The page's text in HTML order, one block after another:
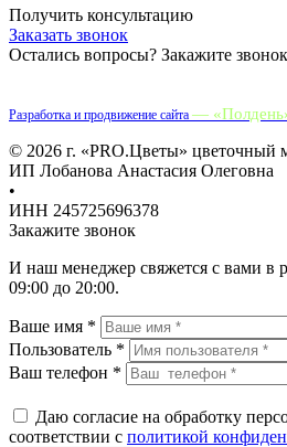
Получить консультацию
Заказать звонок
Остались вопросы? Закажите
Разработка и продвижение сайта —
© 2026 г. «PRO.Цветы» цветочный
ИП Лобанова Анастасия Олеговна
•
ИНН 245725696378
Закажите звонок
И наш менеджер свяжется с вами в
09:00 до 20:00.
Ваше имя *
Пользователь *
Ваш телефон *
Даю согласие на обработку
соответствии с политикой